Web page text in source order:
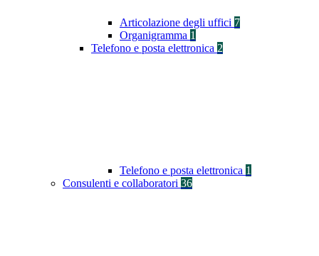
Articolazione degli uffici 7
Organigramma 1
Telefono e posta elettronica 2
Telefono e posta elettronica 1
Consulenti e collaboratori 36